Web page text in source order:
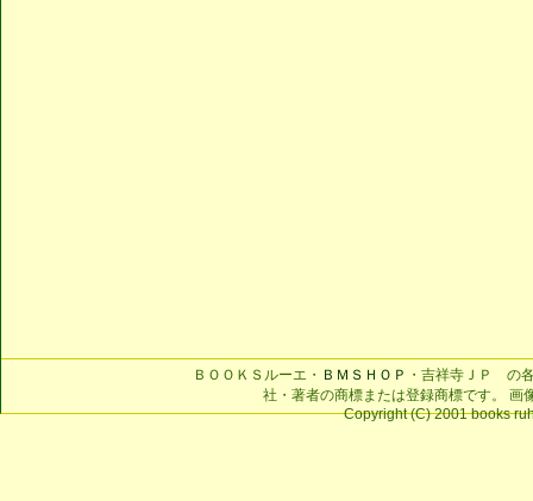
ＢＯＯＫＳルーエ・ ＢＭＳＨＯＰ ・吉祥寺ＪＰ の
社・著者の商標または登録商標です。 画
Copyright (C) 2001 books